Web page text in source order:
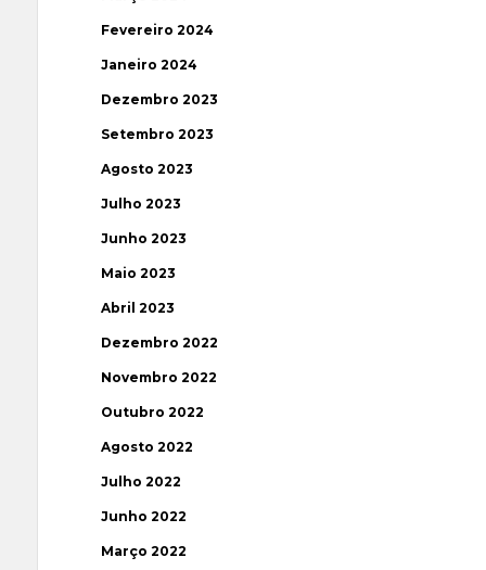
Fevereiro 2024
Janeiro 2024
Dezembro 2023
Setembro 2023
Agosto 2023
Julho 2023
Junho 2023
Maio 2023
Abril 2023
Dezembro 2022
Novembro 2022
Outubro 2022
Agosto 2022
Julho 2022
Junho 2022
Março 2022